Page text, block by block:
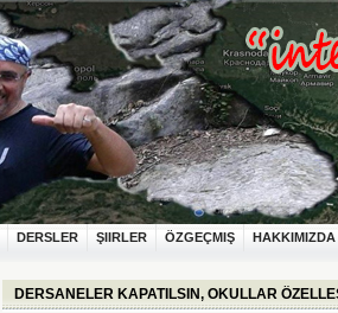
DERSLER ŞIIRLER ÖZGEÇMIŞ HAKKIMIZDA
DERSANELER KAPATILSIN, OKULLAR